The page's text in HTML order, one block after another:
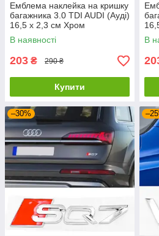
Емблема наклейка на кришку
багажника 3.0 TDI AUDI (Ауді)
16,5 x 2,3 см Хром
В наявності
203 ₴ 290 ₴
Купити
В
–30%